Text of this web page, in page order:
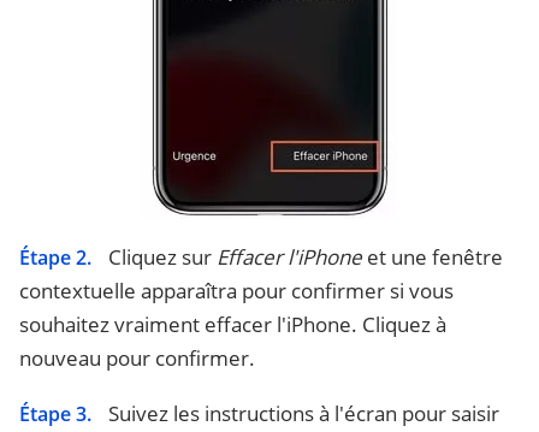
Étape 2. Cliquez sur Effacer l'iPhone et une fenêtre
contextuelle apparaîtra pour confirmer si vous
souhaitez vraiment effacer l'iPhone. Cliquez à
nouveau pour confirmer.
Étape 3.
Suivez les instructions à l'écran pour saisir